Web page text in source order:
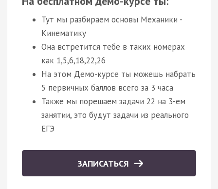
Тут мы разбираем основы Механики -
Кинематику
Она встретится тебе в таких номерах
как 1,5,6,18,22,26
На этом Демо-курсе ты можешь набрать
5 первичных баллов всего за 3 часа
Также мы порешаем задачи 22 на 3-ем
занятии, это будут задачи из реального
ЕГЭ
ЗАПИСАТЬСЯ